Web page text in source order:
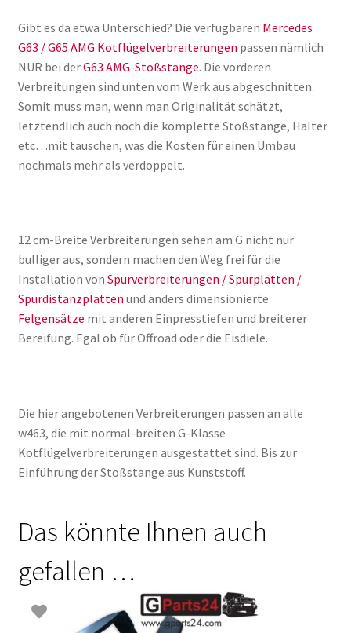
Gibt es da etwa Unterschied? Die verfügbaren Mercedes
G63 / G65 AMG Kotflügelverbreiterungen passen nämlich
NUR bei derG63 AMG-Stoßstange. Die vorderen
Verbreitungen sind unten vom Werk aus abgeschnitten.
Somit muss man, wenn man Originalität schätzt,
letztendlich auch noch die komplette Stoßstange, Halter
etc…mit tauschen, was die Kosten für einen Umbau
nochmals mehr als verdoppelt.
12 cm-Breite Verbreiterungen sehen am G nicht nur
bulliger aus, sondern machen den Weg frei für die
Installation von Spurverbreiterungen / Spurplatten /
Spurdistanzplatten und anders dimensionierte
Felgensätze mit anderen Einpresstiefen und breiterer
Bereifung. Egal ob für Offroad oder die Eisdiele.
Die hier angebotenen Verbreiterungen passen an alle
w463, die mit normal-breiten G-Klasse
Kotflügelverbreiterungen ausgestattet sind. Bis zur
Einführung der Stoßstange aus Kunststoff.
Das könnte Ihnen auch
gefallen …